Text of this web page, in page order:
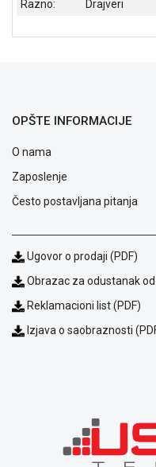
reklamacije
prijava
o
Provera
garancije
OUTLET
Kontakt
KREDIT
Razno:
Drajveri
OPŠTE INFORMACIJE
O nama
Zaposlenje
Često postavljana pitanja
Ugovor o prodaji (PDF)
Obrazac za odustanak
Reklamacioni list (PDF)
Izjava o saobraznosti